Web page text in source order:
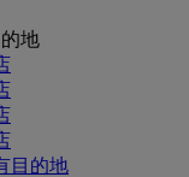
地
目的地